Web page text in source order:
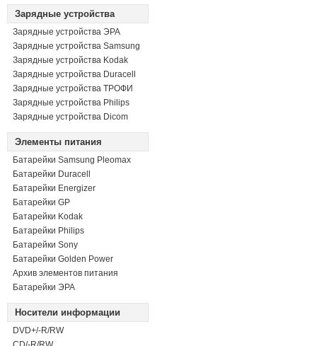
Зарядные устройства
Зарядные устройства ЭРА
Зарядные устройства Samsung
Зарядные устройства Kodak
Зарядные устройства Duracell
Зарядные устройства ТРОФИ
Зарядные устройства Philips
Зарядные устройства Dicom
Элементы питания
Батарейки Samsung Pleomax
Батарейки Duracell
Батарейки Energizer
Батарейки GP
Батарейки Kodak
Батарейки Philips
Батарейки Sony
Батарейки Golden Power
Архив элементов питания
Батарейки ЭРА
Носители информации
DVD+/-R/RW